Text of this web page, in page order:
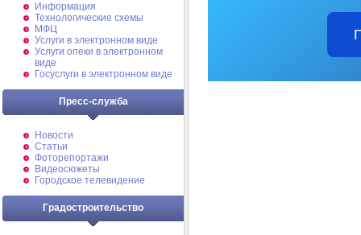
Информация
Технологические схемы
МФЦ
Услуги в электронном виде
Услуги опеки в электронном
виде
Госуслуги в электронном виде
Пресс-служба
Новости
Статьи
Фоторепортажи
Видеосюжеты
Городское телевидение
Градостроительство